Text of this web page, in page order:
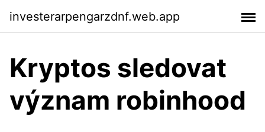
investerarpengarzdnf.web.app
Kryptos sledovat
význam robinhood